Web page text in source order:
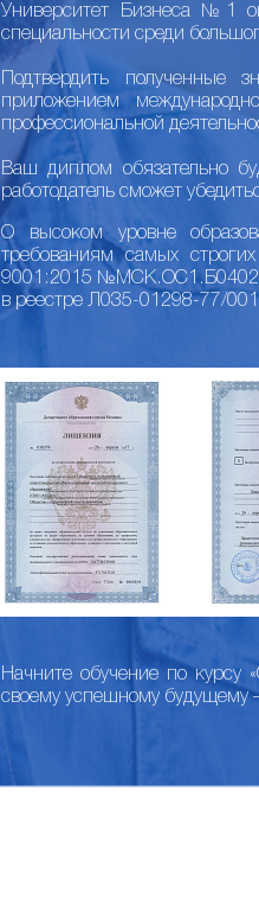
Университет Бизнеса №1
специальности среди
Подтвердить
приложением
профессиональной
Ваш диплом обязательно
работодатель сможет
О высоком уровне
требованиям самых
9001:2015 №МСК.ОС1.Б04028,
в реестре Л035-01298-77/
Начните обучение по курсу
своему успешному будущему